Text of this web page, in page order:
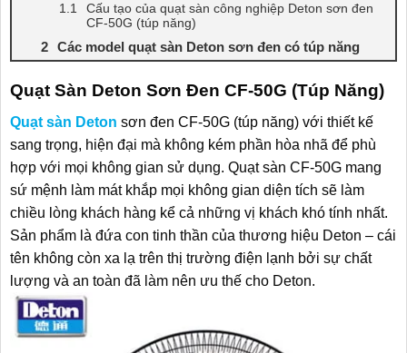
Cấu tạo của quạt sàn công nghiệp Deton sơn đen
CF-50G (túp năng)
Các model quạt sàn Deton sơn đen có túp năng
Quạt Sàn Deton Sơn Đen CF-50G (Túp Năng)
Quạt sàn Deton sơn đen CF-50G (túp năng) với thiết kế
sang trọng, hiện đại mà không kém phần hòa nhã để phù
hợp với mọi không gian sử dụng. Quạt sàn CF-50G mang
sứ mệnh làm mát khắp mọi không gian diện tích sẽ làm
chiều lòng khách hàng kể cả những vị khách khó tính nhất.
Sản phẩm là đứa con tinh thần của thương hiệu Deton – cái
tên không còn xa lạ trên thị trường điện lạnh bởi sự chất
lượng và an toàn đã làm nên ưu thế cho Deton.